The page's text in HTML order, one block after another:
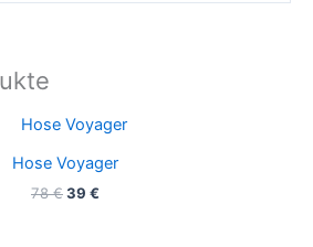
Hose Voyager
78€
Ursprünglicher
Preis
war:
78 €
39 €
Aktueller
Preis
ist:
39 €.